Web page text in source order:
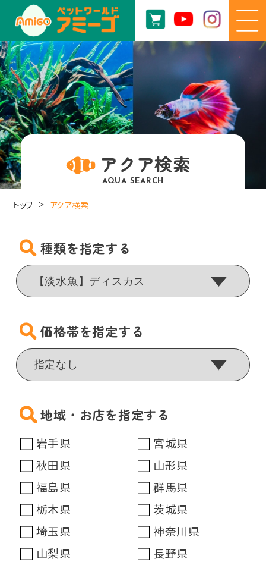
アクア検索
AQUA SEARCH
トップ アクア検索
種類を指定する
価格帯を指定する
地域・お店を指定する
岩手県
宮城県
秋田県
山形県
福島県
群馬県
栃木県
茨城県
埼玉県
神奈川県
山梨県
長野県